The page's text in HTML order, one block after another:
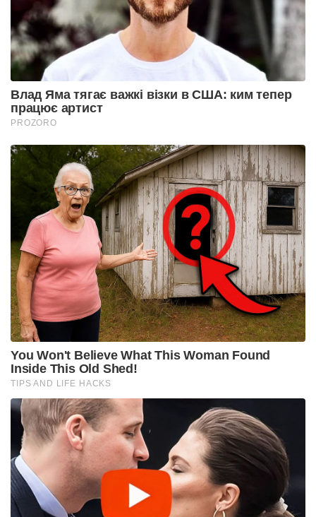
Влад Яма тягає важкі візки в США: ким тепер
працює артист
PROZORO
You Won't Believe What This Woman Found
Inside This Old Shed!
TIPS AND LIFE HACKS